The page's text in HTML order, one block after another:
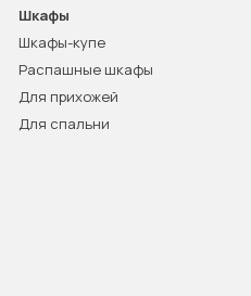
Шкафы
Шкафы-купе
Распашные шкафы
Для прихожей
Для спальни